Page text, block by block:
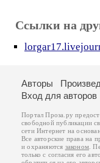
Ссылки на
Авторы
Вход для авторов
Портал Проза.ру
свободной публикации
сети Интернет на
Все авторские права на
и охраняются законом .
только с согласия его